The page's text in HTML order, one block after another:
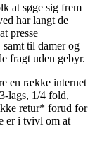
at søge sig frem
har langt de
presse
til damer og
fragt uden gebyr.
en række internet
lags, 1/4 fold,
retur* forud for
er i tvivl om at